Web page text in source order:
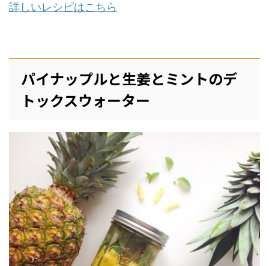
詳しいレシピはこちら
パイナップルと生姜とミントのデ
トックスウォーター